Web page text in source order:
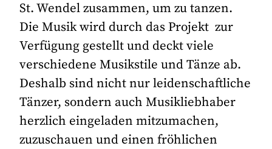
St. Wendel zusammen, um zu tanzen.
Die Musik wird durch das Projekt zur
Verfügung gestellt und deckt viele
verschiedene Musikstile und Tänze ab.
Deshalb sind nicht nur leidenschaftliche
Tänzer, sondern auch Musikliebhaber
herzlich eingeladen mitzumachen,
zuzuschauen und einen fröhlichen